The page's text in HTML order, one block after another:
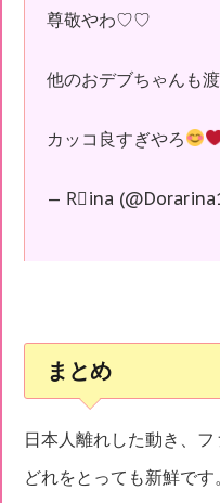
尊敬やわ♡♡
他のおデブちゃんも
カッコ良すぎやろ
— R⃛ina
まとめ
日本人離れした動き、フ
どれをとっても新鮮です。